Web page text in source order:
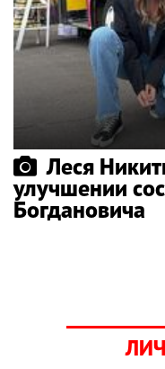
Леся
улучшении
Богдановича